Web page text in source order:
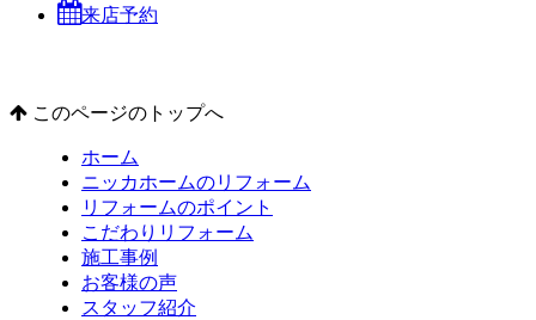
来店予約
このページのトップへ
ホーム
ニッカホームのリフォーム
リフォームのポイント
こだわりリフォーム
施工事例
お客様の声
スタッフ紹介